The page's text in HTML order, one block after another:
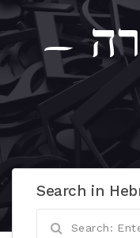
Search in